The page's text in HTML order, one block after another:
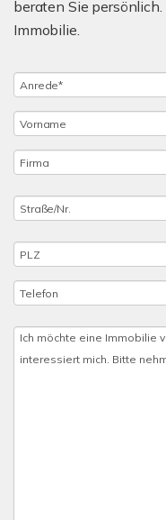
beraten Sie
Immobilie.